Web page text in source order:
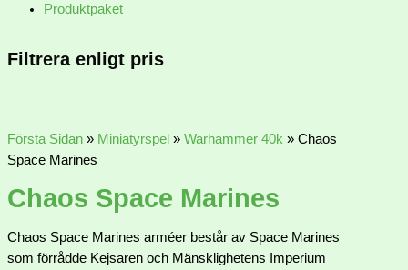
Produktpaket
Filtrera enligt pris
Första Sidan » Miniatyrspel » Warhammer 40k » Chaos
Space Marines
Chaos Space Marines
Chaos Space Marines arméer består av Space Marines
som förrådde Kejsaren och Mänsklighetens Imperium